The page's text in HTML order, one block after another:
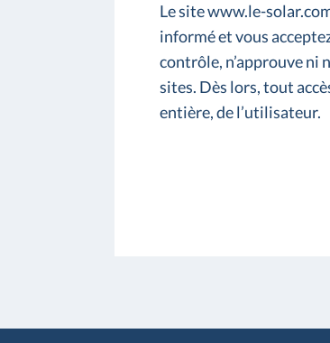
Le site www.le-
informé et vous
contrôle, n’approuve ni
sites. Dès lors, tout
entière, de l’utilisateur.